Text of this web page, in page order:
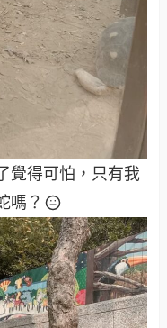
覺得可怕，只有我
嗎？